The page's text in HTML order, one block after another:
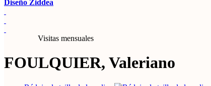
Diseño Ziddea
Visitas mensuales
FOULQUIER, Valeriano